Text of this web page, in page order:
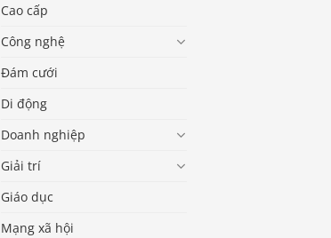
Cao cấp
Công nghệ
Đám cưới
Di động
Doanh nghiệp
Giải trí
Giáo dục
Mạng xã hội